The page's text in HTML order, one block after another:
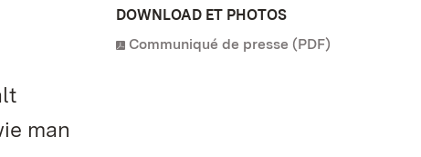
man
DOWNLOAD ET PHOTOS
Communiqué de presse (PDF)